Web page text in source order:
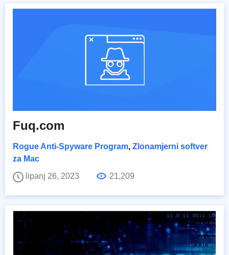
Fuq.com
Rogue Anti-Spyware Program, Zlonamjerni softver
za Mac
lipanj 26, 2023
21,209